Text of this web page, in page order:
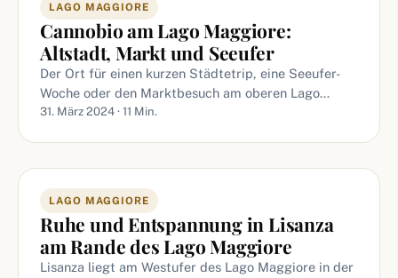
LAGO MAGGIORE
Cannobio am Lago Maggiore:
Altstadt, Markt und Seeufer
Der Ort für einen kurzen Städtetrip, eine Seeufer-
Woche oder den Marktbesuch am oberen Lago…
31. März 2024 · 11 Min.
LAGO MAGGIORE
Ruhe und Entspannung in Lisanza
am Rande des Lago Maggiore
Lisanza liegt am Westufer des Lago Maggiore in der